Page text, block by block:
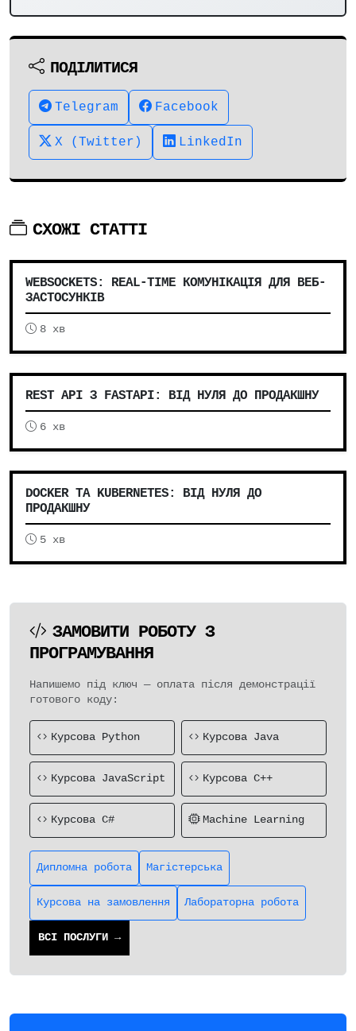
ПОДІЛИТИСЯ
Telegram Facebook
X (Twitter) LinkedIn
СХОЖІ СТАТТІ
WEBSOCKETS: REAL-TIME КОМУНІКАЦІЯ ДЛЯ ВЕБ-
ЗАСТОСУНКІВ
8 хв
REST API З FASTAPI: ВІД НУЛЯ ДО ПРОДАКШНУ
6 хв
DOCKER ТА KUBERNETES: ВІД НУЛЯ ДО
ПРОДАКШНУ
5 хв
ЗАМОВИТИ РОБОТУ З
ПРОГРАМУВАННЯ
Напишемо під ключ — оплата після демонстрації
готового коду:
Курсова Python Курсова Java
Курсова JavaScript Курсова C++
Курсова C# Machine Learning
Дипломна робота Магістерська
Курсова на замовлення Лабораторна робота
ВСІ ПОСЛУГИ →